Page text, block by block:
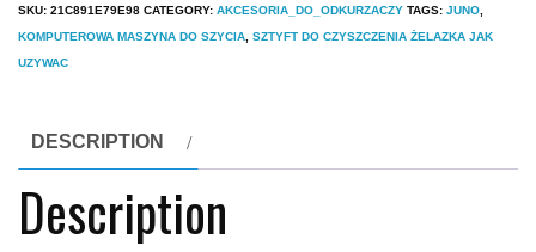
SKU: 21C891E79E98 CATEGORY: AKCESORIA_DO_ODKURZACZY TAGS: JUNO
KOMPUTEROWA MASZYNA DO SZYCIA SZTYFT DO CZYSZCZENIA ŻELAZKA JAK
UZYWAC
DESCRIPTION
Description